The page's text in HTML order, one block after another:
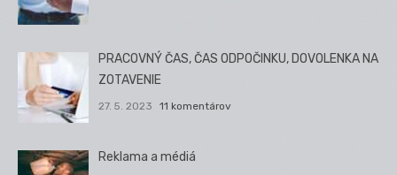
PRACOVNÝ ČAS, ČAS ODPOČINKU, DOVOLENKA NA
ZOTAVENIE
27. 5. 2023 11 komentárov
Reklama a médiá